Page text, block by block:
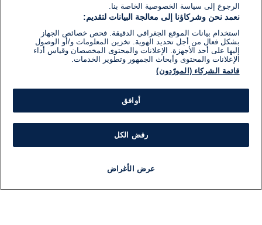
الرجوع إلى سياسة الخصوصية الخاصة بنا.
نعمد نحن وشركاؤنا إلى معالجة البيانات لتقديم:
استخدام بيانات الموقع الجغرافي الدقيقة. فحص خصائص الجهاز
بشكل فعال من أجل تحديد الهوية. تخزين المعلومات و/أو الوصول
إليها على أحد الأجهزة. الإعلانات والمحتوى المخصصان وقياس أداء
الإعلانات والمحتوى وأبحاث الجمهور وتطوير الخدمات.
قائمة الشركاء (المورّدون)
أوافق
رفض الكل
عرض الأغراض